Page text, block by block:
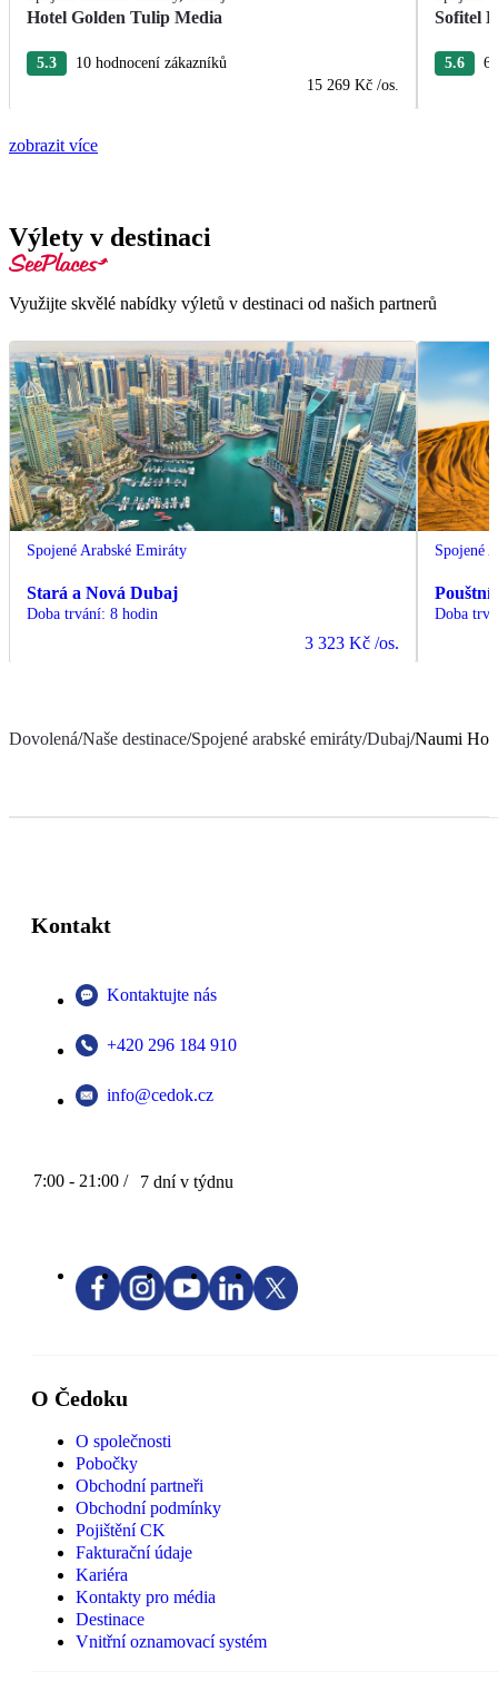
Hotel Golden Tulip Media
5.3
10 hodnocení zákazníků
15 269 Kč /os.
Sofitel
5.6 6
zobrazit více
Výlety v destinaci
Využijte skvělé nabídky výletů v destinaci od našich partnerů
Spojené Arabské Emiráty
Stará a Nová Dubaj
Doba trvání: 8 hodin
3 323 Kč /os.
Spojené
Pouštní
Doba
Dovolená/Naše destinace/Spojené arabské emiráty/Dubaj/Naumi
Kontakt
Kontaktujte nás
+420 296 184 910
info@cedok.cz
7:00 - 21:00 / 7 dní v týdnu
O Čedoku
O společnosti
Pobočky
Obchodní partneři
Obchodní podmínky
Pojištění CK
Fakturační údaje
Kariéra
Kontakty pro média
Destinace
Vnitřní oznamovací systém